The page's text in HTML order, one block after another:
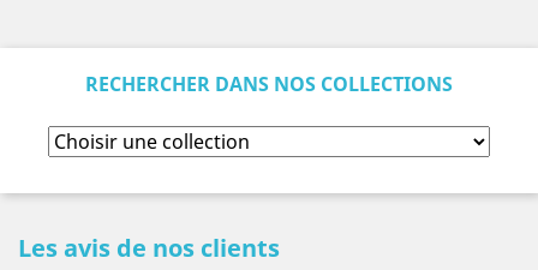
RECHERCHER DANS NOS COLLECTIONS
Les avis de nos clients